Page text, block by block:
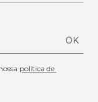
OK
política de